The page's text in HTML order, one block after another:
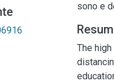
sono e
The